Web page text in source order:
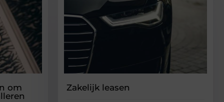
om
Zakelijk leasen